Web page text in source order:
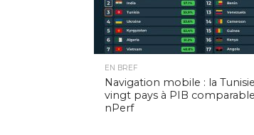
EN BREF
Navigation mobile : la
vingt pays à PIB
nPerf